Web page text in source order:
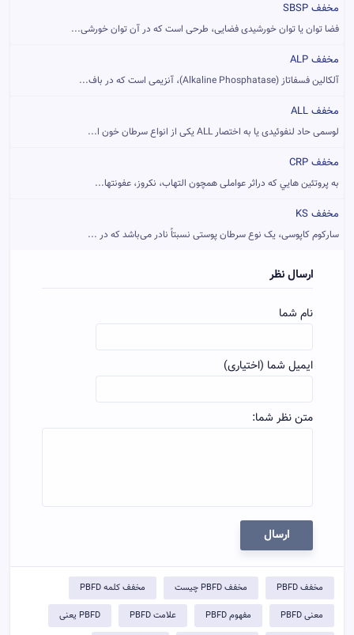
مخفف SBSP
فضا توان یا توان خورشیدی فضایی، طرحی است که در آن توان خورشی...
مخفف ALP
آلکالین فسفاتاز (Alkaline Phosphatase)، آنزیمی است که در باف...
مخفف ALL
لوسمی حاد لنفوئیدی یا به اختصار ALL یکی از انواع سرطان خون ا...
مخفف CRP
به پروتئين هايي که دراثر عواملی همچون التهاب، نکروز، عفونتها...
مخفف KS
سارکوم کاپوسی، یک نوع سرطان پوستی نسبتاً نادر می‌باشد که در ...
ارسال نظر
نام شما
ایمیل شما (اختیاری)
متن نظر شما:
ارسال
مخفف PBFD مخفف PBFD چیست مخفف کلمه PBFD
معنی PBFD مفهوم PBFD علامت PBFD PBFD یعنی